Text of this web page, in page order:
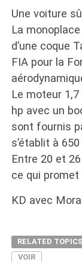
Une voiture
La
d’une coque
FIA pour la
Le moteur
hp avec un
sont fournis
s’établit à
Entre 20 et
ce qui
KD avec
RELATED TOPICS
VOIR